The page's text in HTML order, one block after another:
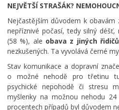
NEJVĚTŠÍ STRAŠÁK?
Nejčastějším důvodem k obavám
nepříznivé počasí, tedy silný
(58 %), ale obava z jiných řidičů
nezkušených. Ta vyvolává černé
Stav komunikace a dopravní
o možné nehodě pro třetinu
psychické nepohodě či stresu
myšlenky na možnou nehodu
procentech případů byl důvodem